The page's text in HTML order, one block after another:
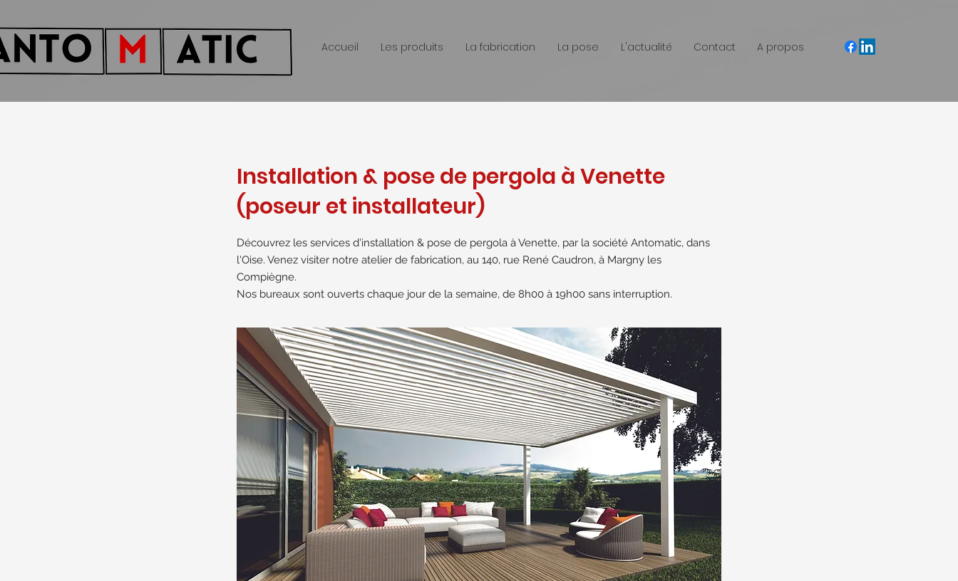
Accueil Les produits La fabrication La pose L'actualité Contact A propos
Installation & pose de pergola à Venette
(poseur et installateur)
Découvrez les services d'installation & pose de pergola à Venette, par la société Antomatic, dans
l'Oise. Venez visiter notre atelier de fabrication, au 140, rue René Caudron, à Margny les
Compiègne.
Nos bureaux sont ouverts chaque jour de la semaine, de 8h00 à 19h00 sans interruption.